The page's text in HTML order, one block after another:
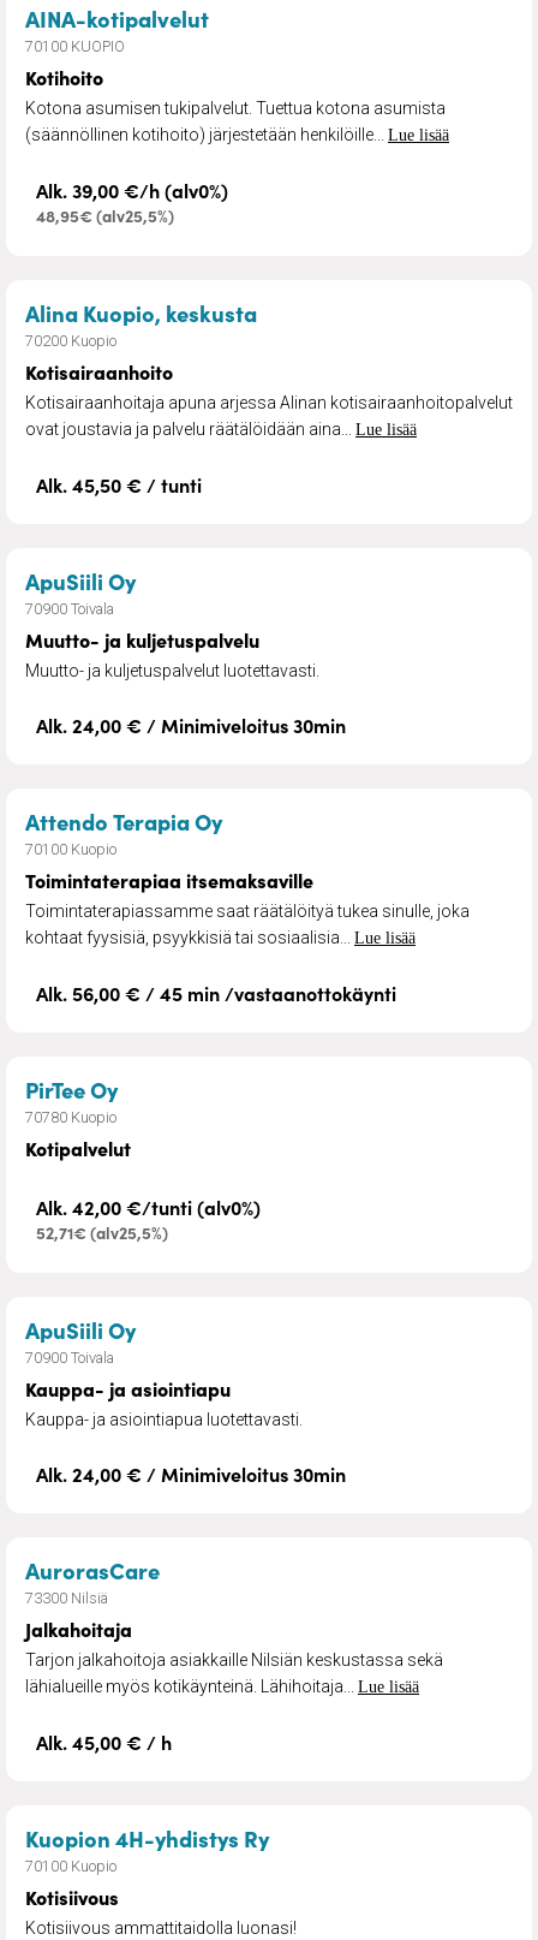
AINA-kotipalvelut– Kotihoito
70100 KUOPIO
Kotihoito
Kotona asumisen tukipalvelut. Tuettua kotona asumista
(säännöllinen kotihoito) järjestetään henkilöille... Lue lisää
Alk. 39,00 €/h (alv0%)
48,95€ (alv25,5%)
Alina Kuopio, keskusta– Kotisairaanhoito
70200 Kuopio
Kotisairaanhoito
Kotisairaanhoitaja apuna arjessa Alinan kotisairaanhoitopalvelut
ovat joustavia ja palvelu räätälöidään aina... Lue lisää
Alk. 45,50 € / tunti
ApuSiili Oy– Muutto- ja kuljetuspalvelu
70900 Toivala
Muutto- ja kuljetuspalvelu
Muutto- ja kuljetuspalvelut luotettavasti.
Alk. 24,00 € / Minimiveloitus 30min
Attendo Terapia Oy– Toimintaterapiaa
70100 Kuopio
Toimintaterapiaa itsemaksaville
Toimintaterapiassamme saat räätälöityä tukea sinulle, joka
kohtaat fyysisiä, psyykkisiä tai sosiaalisia... Lue lisää
Alk. 56,00 € / 45 min /vastaanottokäynti
PirTee Oy– Kotipalvelut
70780 Kuopio
Kotipalvelut
Alk. 42,00 €/tunti (alv0%)
52,71€ (alv25,5%)
ApuSiili Oy– Kauppa- ja asiointiapu
70900 Toivala
Kauppa- ja asiointiapu
Kauppa- ja asiointiapua luotettavasti.
Alk. 24,00 € / Minimiveloitus 30min
AurorasCare– Jalkahoitaja
73300 Nilsiä
Jalkahoitaja
Tarjon jalkahoitoja asiakkaille Nilsiän keskustassa sekä
lähialueille myös kotikäynteinä. Lähihoitaja... Lue lisää
Alk. 45,00 € / h
Kuopion 4H-yhdistys Ry– Kotisiivous
70100 Kuopio
Kotisiivous
Kotisiivous ammattitaidolla luonasi!